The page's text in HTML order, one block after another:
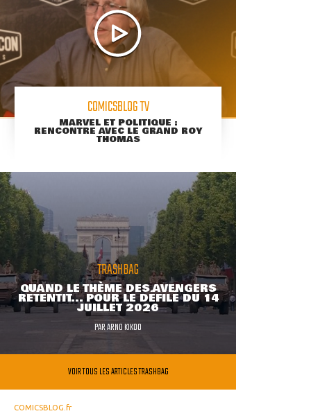
COMICSBLOG TV
MARVEL ET POLITIQUE :
RENCONTRE AVEC LE GRAND ROY
THOMAS
TRASHBAG
QUAND LE THÈME DES AVENGERS
RETENTIT... POUR LE DÉFILÉ DU 14
JUILLET 2026
PARARNO KIKOO
VOIR TOUS LES ARTICLES TRASHBAG
COMICSBLOG.fr